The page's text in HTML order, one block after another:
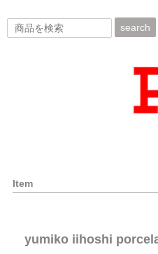
search
Item
yumiko iihoshi